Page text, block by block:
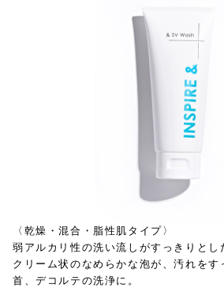
〈乾燥・混合・脂性肌タイプ〉
弱アルカリ性の洗い流しがすっきりとし
クリーム状のなめらかな泡が、汚れをす
首、デコルテの洗浄に。